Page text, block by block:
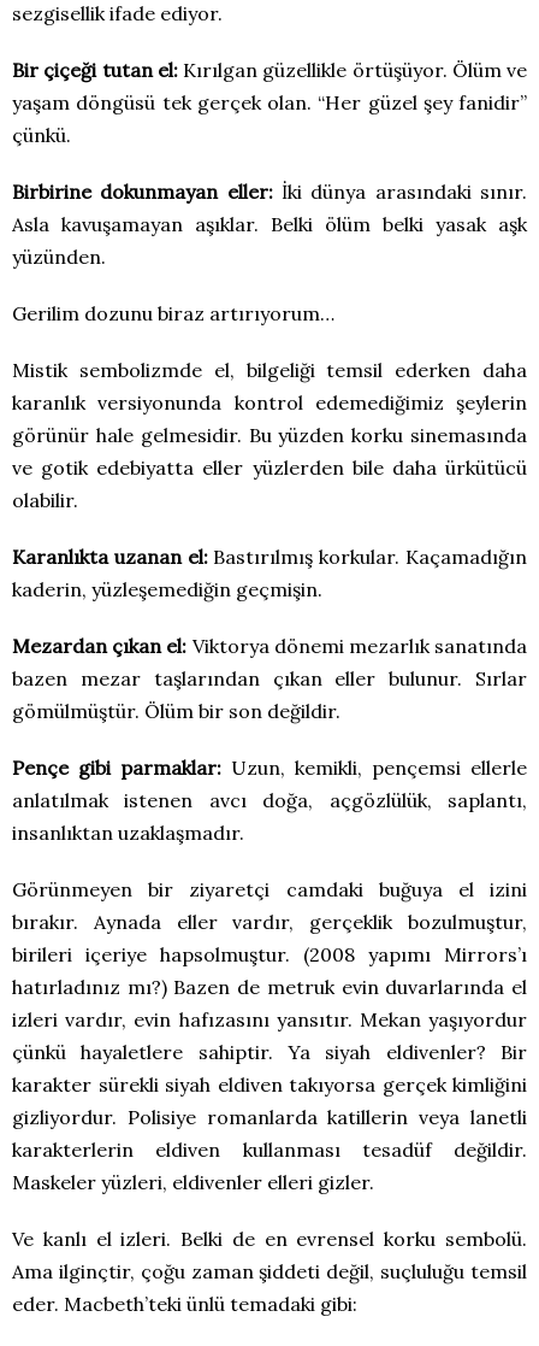
sezgisellik ifade ediyor.
Bir çiçeği tutan el:Kırılgan güzellikle örtüşüyor. Ölüm ve
yaşam döngüsü tek gerçek olan. “Her güzel şey fanidir”
çünkü.
Birbirine dokunmayan eller:İki dünya arasındaki sınır.
Asla kavuşamayan aşıklar. Belki ölüm belki yasak aşk
yüzünden.
Gerilim dozunu biraz artırıyorum…
Mistik sembolizmde el, bilgeliği temsil ederken daha
karanlık versiyonunda kontrol edemediğimiz şeylerin
görünür hale gelmesidir. Bu yüzden korku sinemasında
ve gotik edebiyatta eller yüzlerden bile daha ürkütücü
olabilir.
Karanlıkta uzanan el:Bastırılmış korkular. Kaçamadığın
kaderin, yüzleşemediğin geçmişin.
Mezardan çıkan el: Viktorya dönemi mezarlık sanatında
bazen mezar taşlarından çıkan eller bulunur. Sırlar
gömülmüştür. Ölüm bir son değildir.
Pençe gibi parmaklar: Uzun, kemikli, pençemsi ellerle
anlatılmak istenen avcı doğa, açgözlülük, saplantı,
insanlıktan uzaklaşmadır.
Görünmeyen bir ziyaretçi camdaki buğuya el izini
bırakır. Aynada eller vardır, gerçeklik bozulmuştur,
birileri içeriye hapsolmuştur. (2008 yapımı Mirrors’ı
hatırladınız mı?) Bazen de metruk evin duvarlarında el
izleri vardır, evin hafızasını yansıtır. Mekan yaşıyordur
çünkü hayaletlere sahiptir. Ya siyah eldivenler? Bir
karakter sürekli siyah eldiven takıyorsa gerçek kimliğini
gizliyordur. Polisiye romanlarda katillerin veya lanetli
karakterlerin eldiven kullanması tesadüf değildir.
Maskeler yüzleri, eldivenler elleri gizler.
Ve kanlı el izleri. Belki de en evrensel korku sembolü.
Ama ilginçtir, çoğu zaman şiddeti değil, suçluluğu temsil
eder. Macbeth’teki ünlü temadaki gibi: